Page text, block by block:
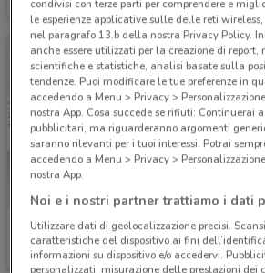
Scade il 23/09 404 m Scade il
Credem
Scade il 05/11 577 m Scade il
condivisi con terze parti per comprendere e
le esperienze applicative sulle delle reti
nel paragrafo 13.b della nostra Privacy Policy.
anche essere utilizzati per la creazione di report,
scientifiche e statistiche, analisi basate sulla
tendenze. Puoi modificare le tue preferenze in
accedendo a Menu > Privacy >
nostra App. Cosa succede se rifiuti: Continuerai
pubblicitari, ma riguarderanno argomenti
saranno rilevanti per i tuoi interessi. Potrai
accedendo a Menu > Privacy >
nostra App.
Noi e i nostri partner trattiamo i dati
Utilizzare dati di geolocalizzazione precisi.
caratteristiche del dispositivo ai fini
informazioni su dispositivo e/o accedervi.
personalizzati, misurazione delle prestazioni dei